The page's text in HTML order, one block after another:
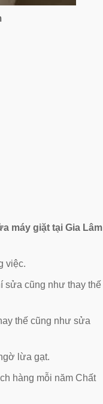
máy giặt tại Gia Lâm
việc.
sửa cũng như thay thế
thế cũng như sửa
lừa gạt.
hàng mỗi năm Chất